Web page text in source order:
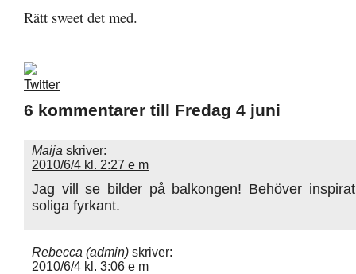
Rätt sweet det med.
6 kommentarer till Fredag 4 juni
Maija skriver:
2010/6/4 kl. 2:27 e m
Jag vill se bilder på balkongen! Behöver
soliga fyrkant.
Rebecca (admin) skriver:
2010/6/4 kl. 3:06 e m